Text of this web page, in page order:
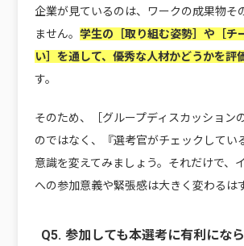
企業が見ているのは、ワークの成果物そ
ません。 学生の［取り組む姿勢］や［チ
い］を通して、優秀な人材かどうかを評
す。
そのため、［グループディスカッション
のではなく、『選考官がチェックしてい
意識を変えてみましょう。それだけで、
への参加意義や緊張感は大きく変わるは
Q5. 参加しても本選考に有利になら